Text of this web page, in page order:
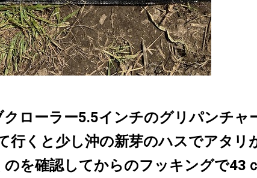
ローラー5.5インチのグリパンチャ
行くと少し沖の新芽のハスでアタリ
を確認してからのフッキングで43ｃ